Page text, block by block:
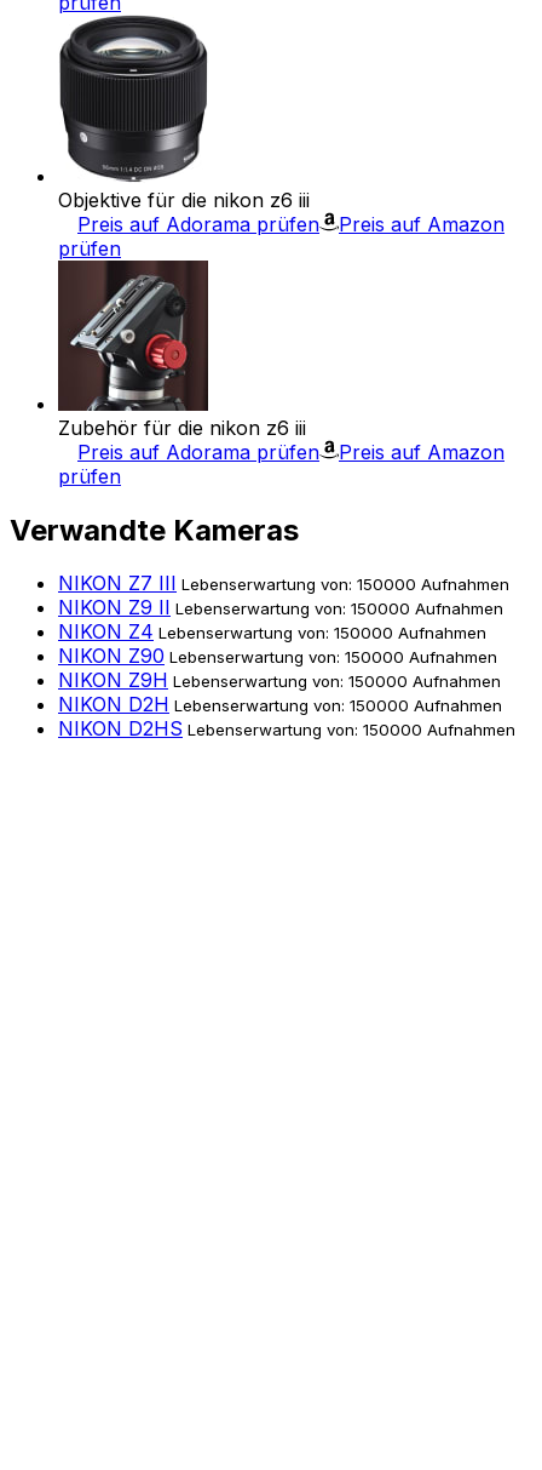
Objektive für die nikon z6 iii
Preis auf Adorama prüfen
Preis auf Amazon
prüfen
Zubehör für die nikon z6 iii
Preis auf Adorama prüfen
Preis auf Amazon
prüfen
Verwandte Kameras
NIKON Z7 III Lebenserwartung von: 150000 Aufnahmen
NIKON Z9 II Lebenserwartung von: 150000 Aufnahmen
NIKON Z4 Lebenserwartung von: 150000 Aufnahmen
NIKON Z90 Lebenserwartung von: 150000 Aufnahmen
NIKON Z9H Lebenserwartung von: 150000 Aufnahmen
NIKON D2H Lebenserwartung von: 150000 Aufnahmen
NIKON D2HS Lebenserwartung von: 150000 Aufnahmen